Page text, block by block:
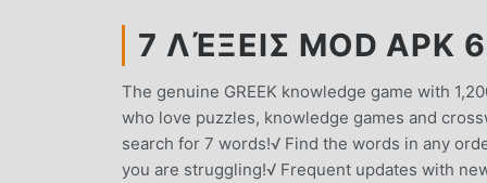
7 ΛΈΞΕΙΣ MOD APK
The genuine GREEK knowledge game with
who love puzzles, knowledge games and
search for 7 words!√ Find the words in any
you are struggling!√ Frequent updates with